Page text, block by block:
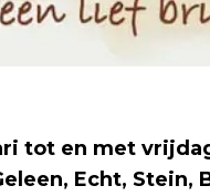
tot en met
Echt,